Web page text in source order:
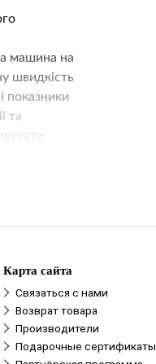
машина на
швидкість
показники
та
Карта сайта
Связаться с нами
Возврат товара
Производители
Подарочные сертификаты